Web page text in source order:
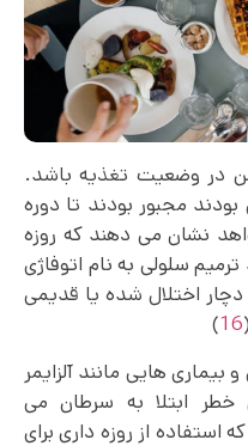
در وضعیت تغذیه باشد.
مجبور بودند تا دوره
نشان می‌ دهند که روزه
سلولی به نام اتوفاژی
اختلال شده یا قدیمی
16
)
و بیماری هایی مانند آلزایمر
ابتلا به سرطان می‌
از روزه داری برای